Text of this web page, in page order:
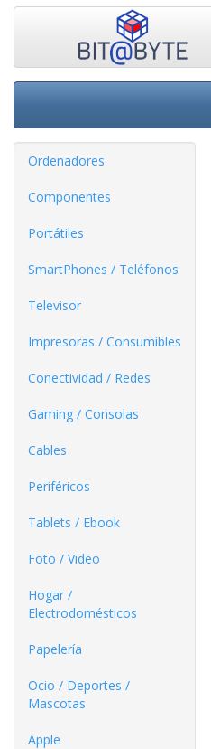
Ordenadores
Componentes
Portátiles
SmartPhones / Teléfonos
Televisor
Impresoras / Consumibles
Conectividad / Redes
Gaming / Consolas
Cables
Periféricos
Tablets / Ebook
Foto / Video
Hogar /
Electrodomésticos
Papelería
Ocio / Deportes /
Mascotas
Apple